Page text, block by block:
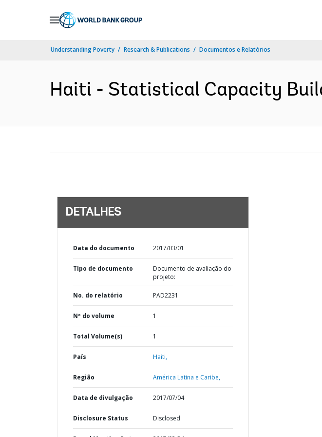
Understanding Poverty Research & Publications Documentos e Relatórios
Haiti - Statistical Capacity
DETALHES
Data do documento 2017/03/01
TIpo de documento
Documento de avaliação do
projeto:
No. do relatório PAD2231
Nº do volume 1
Total Volume(s) 1
País Haiti,
Região América Latina e Caribe,
Data de divulgação 2017/07/04
Disclosure Status Disclosed